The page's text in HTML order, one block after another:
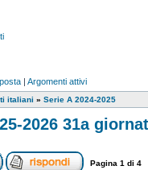
| Argomenti attivi
italiani » Serie A 2024-2025
2026 31a
Pagina 1 di 4